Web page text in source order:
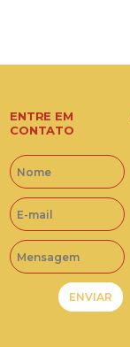
ENTRE EM
CONTATO